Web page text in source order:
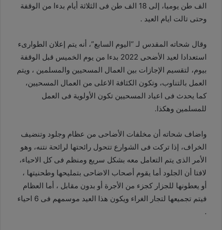
الف طن يوميا، إلى 18 الف طن فى الثلاثة أيام بدءا من الوقفة
وحتى تالت ايام العيد .
وقال شحاته المقدس لـ “اليوم السابع”، أنه يتم إعلان الطوارىء
استعدادا لعيد الأضحى 2022 بدءا من يوم الخميس قبل الوقفة
بيوم، لتقسيم الإجازات بين العمال المسحيين والمسلمين ، ويتم
العمل بالتناوب، وتكون الكثافة الاعلى من العمال المسحيين،
كما يحدث فى اعياد المسحيين تكون الأولوية فى العمل
للمسلمين وهكذا.
واضاف شحاته أن مخلفات الأضاحى من عظام وجلود وتنضيف
الخراف، إذا تركت فى الشوارع تتحول رائحتها لرائحة نتنه، وهو
الأمر الذى يتم التعامل معه بشكل سريع ومنظم فى كل الاحياء،
لافتا أن الجلود أما يقوم أصحاب الاضاحى بتمليحها وطحنيتها ،
أو يعطونها للجزار كجزء من الأجرة أو بدون مقابل ، أما العظام
فيتم تجميعها لتجار الغراء ويكون هذا العيد موسمهم فى 6 احياء
.